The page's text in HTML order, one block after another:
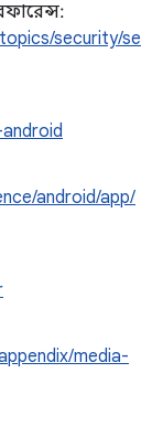
security/se
android/app/
media-